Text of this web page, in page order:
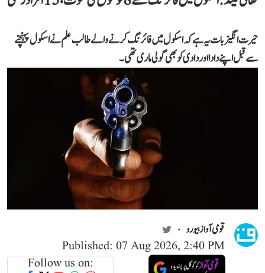
حیرت انگیز بات یہ ہے کہ اسکول میں فائرنگ کرنے والے طالب علم نے اسکول پہنچنے
سے قبل اپنے دادا اور دادی کو بھی گولی ماری تھی۔
قومی آواز بیورو
Published: 07 Aug 2026, 2:40 PM
Follow us on: